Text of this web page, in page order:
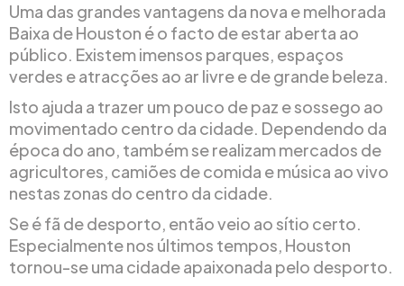
Uma das grandes vantagens da nova e melhorada
Baixa de Houston é o facto de estar aberta ao
público. Existem imensos parques, espaços
verdes e atracções ao ar livre e de grande beleza.
Isto ajuda a trazer um pouco de paz e sossego ao
movimentado centro da cidade. Dependendo da
época do ano, também se realizam mercados de
agricultores, camiões de comida e música ao vivo
nestas zonas do centro da cidade.
Se é fã de desporto, então veio ao sítio certo.
Especialmente nos últimos tempos, Houston
tornou-se uma cidade apaixonada pelo desporto.